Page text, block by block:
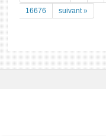
16676
suivant »